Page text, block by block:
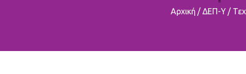
Αρχική / ΔΕΠ-Υ /